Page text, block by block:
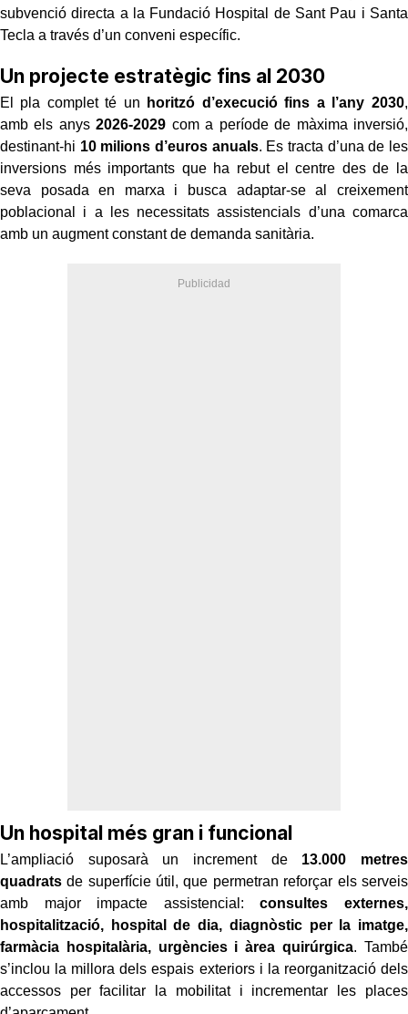
subvenció directa a la Fundació Hospital de Sant Pau i Santa
Tecla a través d’un conveni específic.
Un projecte estratègic fins al 2030
El pla complet té un horitzó d’execució fins a l’any 2030,
amb els anys2026-2029 com a període de màxima inversió,
destinant-hi 10 milions d’euros anuals. Es tracta d’una de les
inversions més importants que ha rebut el centre des de la
seva posada en marxa i busca adaptar-se al creixement
poblacional i a les necessitats assistencials d’una comarca
amb un augment constant de demanda sanitària.
Un hospital més gran i funcional
L’ampliació suposarà un increment de 13.000 metres
quadrats de superfície útil, que permetran reforçar els serveis
amb major impacte assistencial:consultes externes,
hospitalització, hospital de dia, diagnòstic per la imatge,
farmàcia hospitalària, urgències i àrea quirúrgica. També
s’inclou la millora dels espais exteriors i la reorganització dels
accessos per facilitar la mobilitat i incrementar les places